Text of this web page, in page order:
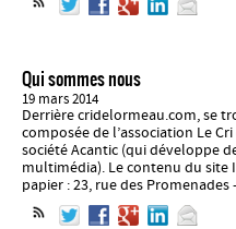
Qui sommes nous
19 mars 2014
Derrière cridelormeau.com, se
composée de l’association Le
société Acantic (qui développe
multimédia). Le contenu du site
papier : 23, rue des Promenades